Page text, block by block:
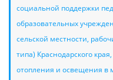
социальной поддержки
образовательных
сельской местности,
типа) Краснодарского
отопления и освещения